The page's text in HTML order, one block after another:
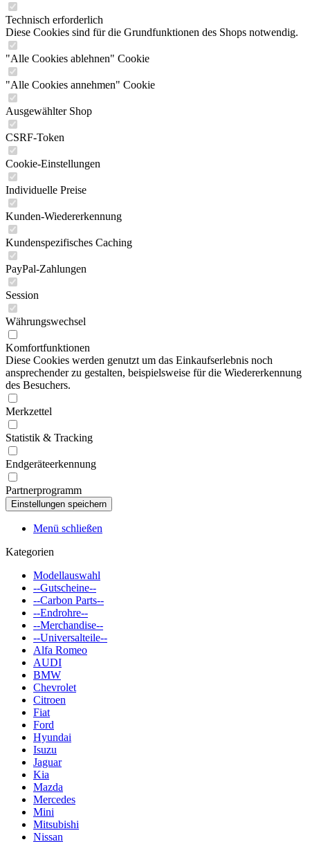
Technisch erforderlich
Diese Cookies sind für die Grundfunktionen des Shops notwendig.
"Alle Cookies ablehnen" Cookie
"Alle Cookies annehmen" Cookie
Ausgewählter Shop
CSRF-Token
Cookie-Einstellungen
Individuelle Preise
Kunden-Wiedererkennung
Kundenspezifisches Caching
PayPal-Zahlungen
Session
Währungswechsel
Komfortfunktionen
Diese Cookies werden genutzt um das Einkaufserlebnis noch
ansprechender zu gestalten, beispielsweise für die Wiedererkennung
des Besuchers.
Merkzettel
Statistik & Tracking
Endgeräteerkennung
Partnerprogramm
Menü schließen
Kategorien
Modellauswahl
--Gutscheine--
--Carbon Parts--
--Endrohre--
--Merchandise--
--Universalteile--
Alfa Romeo
AUDI
BMW
Chevrolet
Citroen
Fiat
Ford
Hyundai
Isuzu
Jaguar
Kia
Mazda
Mercedes
Mini
Mitsubishi
Nissan